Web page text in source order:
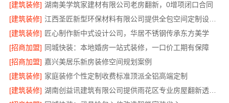
[建筑装修] 湖南美学筑家建材有限公司老房翻新，0增项闭口合同
[建筑装修]
江西圣匠新型环保材料有限公司提供全包空间定制设计方案
[建筑装修] 匠心制作新中式设计公司，华居不锈钢传承东方美学
[招商加盟] 同城快装：本地婚房一站式装修，一口价工期有保障
[招商加盟] 嘉兴美居乐新房装修空间规划案例
[建筑装修] 家庭装修个性定制收费标准顶派全铝高端定制
[建筑装修]
湖南创益讯建筑有限公司提供雨花区专业房屋翻新透明化施工